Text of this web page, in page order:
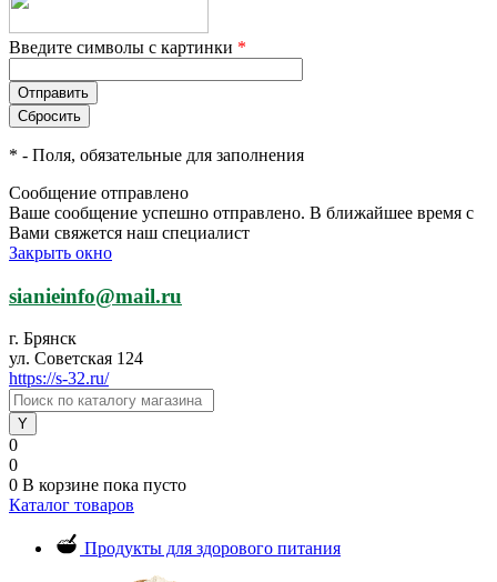
Введите символы с картинки *
* - Поля, обязательные для заполнения
Сообщение отправлено
Ваше сообщение успешно отправлено. В ближайшее время с
Вами свяжется наш специалист
Закрыть окно
sianieinfo@mail.ru
г. Брянск
ул. Советская 124
https://s-32.ru/
0
0
0 В корзине пока пусто
Каталог товаров
Продукты для здорового питания